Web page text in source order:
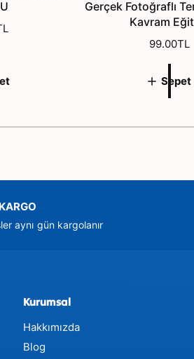
Gerçek Fotoğraflı
Kavram
N
r
m
a
99.00TL
Sepet
1//3
aynı gün kargolanır
Kurumsal
Hakkımızda
Blog